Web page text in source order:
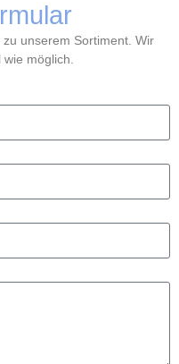
unserem Sortiment. Wir
möglich.